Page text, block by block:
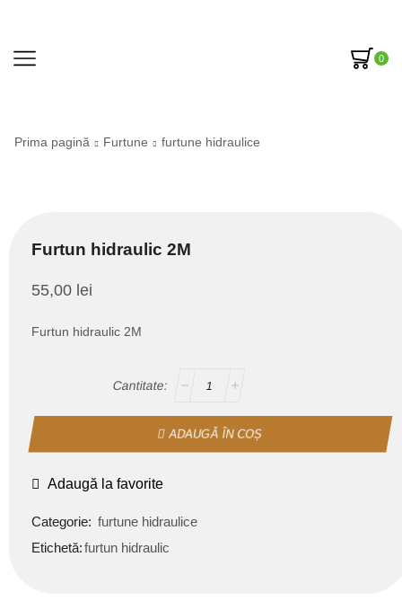
0
Prima pagină Furtune furtune hidraulice
Furtun hidraulic 2M
55,00 lei
Furtun hidraulic 2M
ADAUGĂ ÎN COȘ
Adaugă la favorite
Categorie: furtune hidraulice
Etichetă:furtun hidraulic